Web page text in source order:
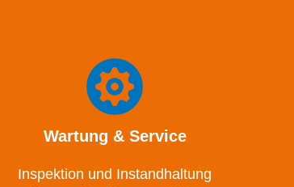
Wartung & Service
Inspektion und Instandhaltung